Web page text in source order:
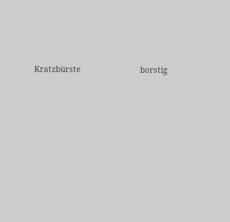
Kratzbürste borstig